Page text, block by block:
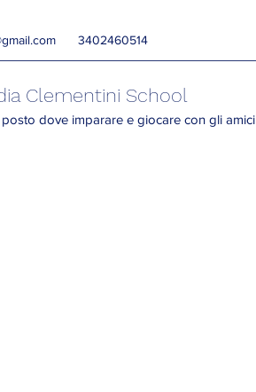
3402460514
Clementini School
posto dove imparare e giocare con gli amici